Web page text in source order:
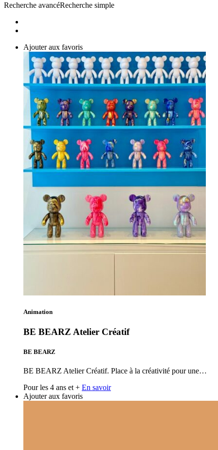
Recherche avancéRecherche simple
Ajouter aux favoris
Animation
BE BEARZ Atelier Créatif
BE BEARZ
BE BEARZ Atelier Créatif. Place à la créativité pour une…
Pour les 4 ans et + En savoir
Ajouter aux favoris